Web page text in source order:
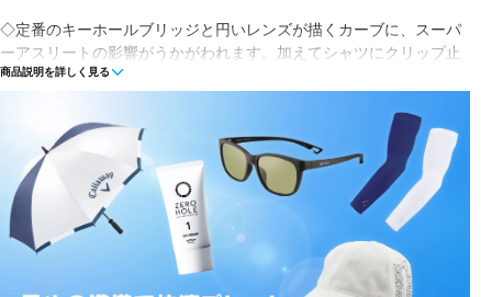
◇定番のキーホールブリッジと円いレンズが描くカーブに、スーパ
ーアスリートの影響がうかがわれます。加えてシャツにクリップ止
めできる画期的なピースを配しました。
■カラー：PRIZM GOLF#REF!
■素材：o-matter
■UVカット率：99％
■可視光線透過率：30％
商品説明を詳しく見る